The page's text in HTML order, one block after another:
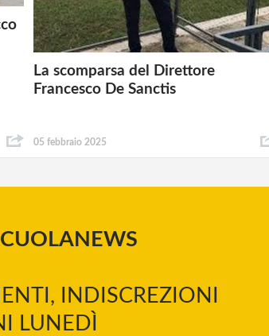
La scomparsa del Direttore
Francesco De Sanctis
05 febbraio 2025
INDISCREZIONI
LUNEDÌ